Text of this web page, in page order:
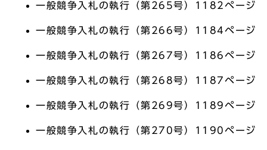
一般競争入札の執行（第265号）1182ページ
一般競争入札の執行（第266号）1184ページ
一般競争入札の執行（第267号）1186ページ
一般競争入札の執行（第268号）1187ページ
一般競争入札の執行（第269号）1189ページ
一般競争入札の執行（第270号）1190ページ